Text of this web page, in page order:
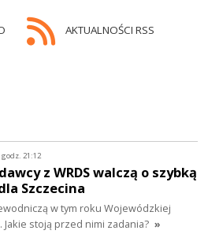
AKTUALNOŚCI RSS
godz. 21:12
z WRDS walczą o szybką
Szczecina
w tym roku Wojewódzkiej
Jakie stoją przed nimi zadania? »